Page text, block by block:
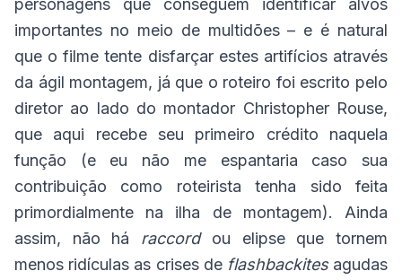
personagens que conseguem identificar alvos
importantes no meio de multidões – e é natural
que o filme tente disfarçar estes artifícios através
da ágil montagem, já que o roteiro foi escrito pelo
diretor ao lado do montador Christopher Rouse,
que aqui recebe seu primeiro crédito naquela
função (e eu não me espantaria caso sua
contribuição como roteirista tenha sido feita
primordialmente na ilha de montagem). Ainda
assim, não há raccordou elipse que tornem
menos ridículas as crises de flashbackites agudas